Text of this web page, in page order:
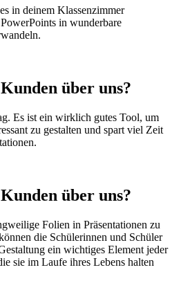
in deinem Klassenzimmer
in wunderbare
über uns?
Es ist ein wirklich gutes Tool, um
zu gestalten und spart viel Zeit
über uns?
Folien in Präsentationen zu
die Schülerinnen und Schüler
ein wichtiges Element jeder
sie im Laufe ihres Lebens halten